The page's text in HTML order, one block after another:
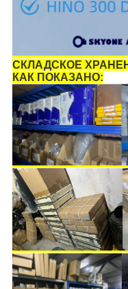
СКЛАДСКОЕ
КАК ПОКАЗАНО: